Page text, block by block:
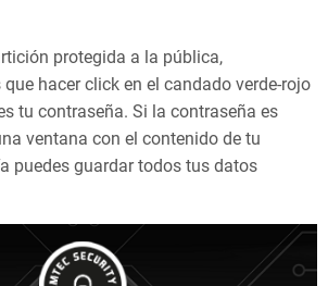
protegida a la pública,
hacer click en el candado verde-rojo
tu contraseña. Si la contraseña es
ventana con el contenido de tu
puedes guardar todos tus datos